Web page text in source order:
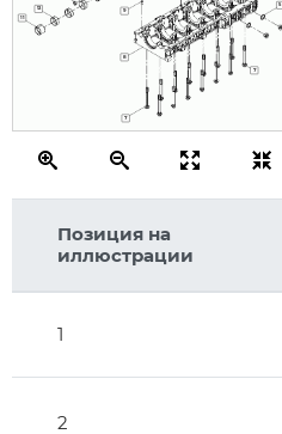
5
7
7
8
9
11
12
Позиция на
иллюстрации
1
2